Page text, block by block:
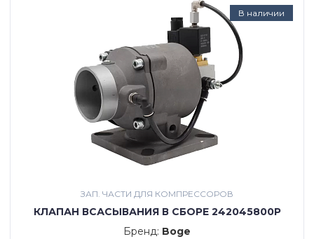
В наличии
ЗАП. ЧАСТИ ДЛЯ КОМПРЕССОРОВ
КЛАПАН ВСАСЫВАНИЯ В СБОРЕ 242045800P
Бренд: Boge